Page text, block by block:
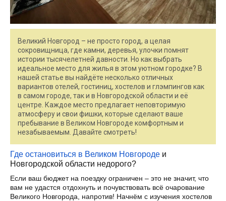
Великий Новгород – не просто город, а целая
сокровищница, где камни, деревья, улочки помнят
истории тысячелетней давности. Но как выбрать
идеальное место для жилья в этом уютном городке? В
нашей статье вы найдёте несколько отличных
вариантов отелей, гостиниц, хостелов и глэмпингов как
в самом городе, так и в Новгородской области и её
центре. Каждое место предлагает неповторимую
атмосферу и свои фишки, которые сделают ваше
пребывание в Великом Новгороде комфортным и
незабываемым. Давайте смотреть!
Где остановиться в Великом Новгороде и
Новгородской области недорого?
Если ваш бюджет на поездку ограничен – это не значит, что
вам не удастся отдохнуть и почувствовать всё очарование
Великого Новгорода, напротив! Начнём с изучения хостелов